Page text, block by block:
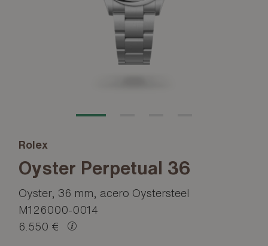
Rolex
Oyster Perpetual 36
Oyster, 36 mm, acero Oystersteel
M126000-0014
6.550 €